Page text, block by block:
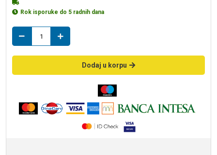
Rok isporuke do 5 radnih dana
nadgradni
lavabo
01
Dodaj u korpu